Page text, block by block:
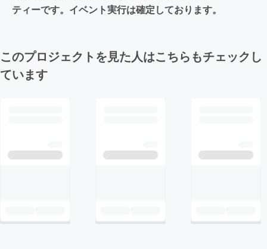
ティーです。イベント実行は確定しております。
このプロジェクトを見た人はこちらもチェックし
ています